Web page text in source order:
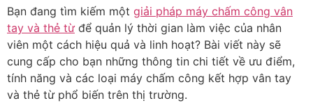
Bạn đang tìm kiếm một giải pháp máy chấm công vân
tay và thẻ từđể quản lý thời gian làm việc của nhân
viên một cách hiệu quả và linh hoạt? Bài viết này sẽ
cung cấp cho bạn những thông tin chi tiết về ưu điểm,
tính năng và các loại máy chấm công kết hợp vân tay
và thẻ từ phổ biến trên thị trường.